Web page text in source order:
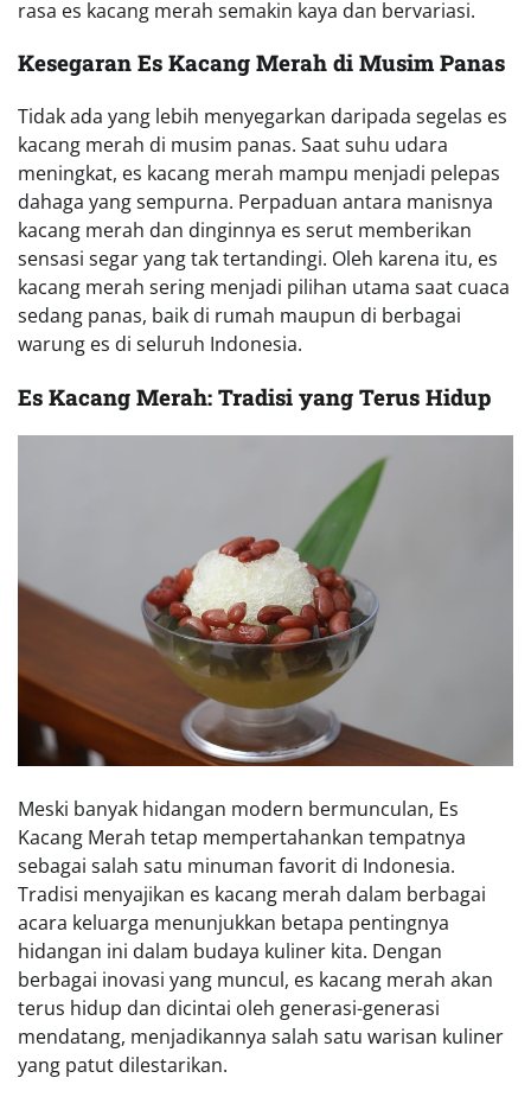
rasa es kacang merah semakin kaya dan bervariasi.
Kesegaran Es Kacang Merah di Musim Panas
Tidak ada yang lebih menyegarkan daripada segelas es
kacang merah di musim panas. Saat suhu udara
meningkat, es kacang merah mampu menjadi pelepas
dahaga yang sempurna. Perpaduan antara manisnya
kacang merah dan dinginnya es serut memberikan
sensasi segar yang tak tertandingi. Oleh karena itu, es
kacang merah sering menjadi pilihan utama saat cuaca
sedang panas, baik di rumah maupun di berbagai
warung es di seluruh Indonesia.
Es Kacang Merah: Tradisi yang Terus Hidup
Meski banyak hidangan modern bermunculan, Es
Kacang Merah tetap mempertahankan tempatnya
sebagai salah satu minuman favorit di Indonesia.
Tradisi menyajikan es kacang merah dalam berbagai
acara keluarga menunjukkan betapa pentingnya
hidangan ini dalam budaya kuliner kita. Dengan
berbagai inovasi yang muncul, es kacang merah akan
terus hidup dan dicintai oleh generasi-generasi
mendatang, menjadikannya salah satu warisan kuliner
yang patut dilestarikan.